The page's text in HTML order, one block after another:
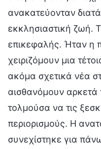
ανακατεύονταν
εκκλησιαστική ζωή.
επικεφαλής. Ήταν η
χειριζόμουν μια
ακόμα σχετικά νέα
αισθανόμουν αρκετά
τολμούσα να τις
περιορισμούς. Η
συνεχίστηκε για